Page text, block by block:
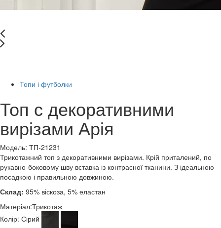
Топи і футболки
Топ с декоративними
вирізами Арія
Модель: ТП-21231
Трикотажний топ з декоративними вирізами. Крій приталений, по
рукавно-боковому шву вставка із контрасної тканини. З ідеальною
посадкою і правильною довжиною.
Склад: 95% віскоза, 5% еластан
Матеріал:Трикотаж
Колір: Сірий